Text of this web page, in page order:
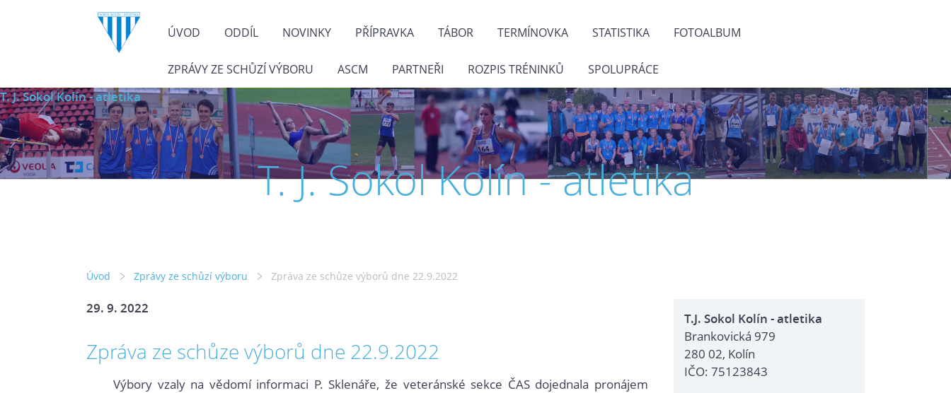
ÚVOD ODDÍL NOVINKY PŘÍPRAVKA TÁBOR TERMÍNOVKA STATISTIKA FOTOALBUM
ZPRÁVY ZE SCHŮZÍ VÝBORU ASCM PARTNEŘI ROZPIS TRÉNINKŮ SPOLUPRÁCE
T. J. Sokol Kolín - atletika
T. J. Sokol Kolín - atletika
Úvod Zprávy ze schůzí výboru Zpráva ze schůze výborů dne 22.9.2022
T.J. Sokol Kolín - atletika
Brankovická 979
280 02, Kolín
IČO: 75123843
29. 9. 2022
Zpráva ze schůze výborů dne 22.9.2022
Výbory vzaly na vědomí informaci P. Sklenáře, že veteránské sekce ČAS dojednala pronájem